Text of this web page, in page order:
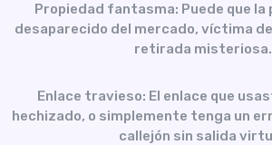
Propiedad fantasma: Puede que la
desaparecido del mercado, víctima
retirada misteriosa.
Enlace travieso: El enlace que
hechizado, o simplemente tenga un
callejón sin salida